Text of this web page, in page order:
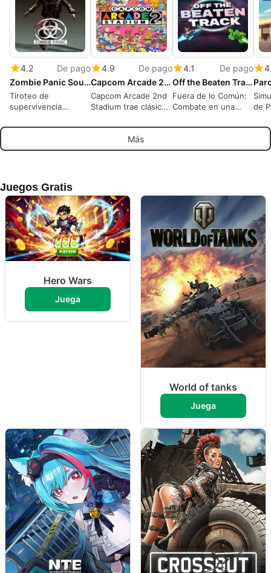
4.2
De pago
Zombie Panic Source
Tiroteo de
supervivencia
supervivientes se
muertos
4.9
De pago
Capcom Arcade 2nd Stadium
Capcom Arcade 2nd
Stadium trae clásicos
modernos
4.1
De pago
Off the Beaten Track
Fuera de lo Común:
Combate en una
arena espacial
de
una
Más
Juegos Gratis
Hero Wars
Juega
World of tanks
Juega